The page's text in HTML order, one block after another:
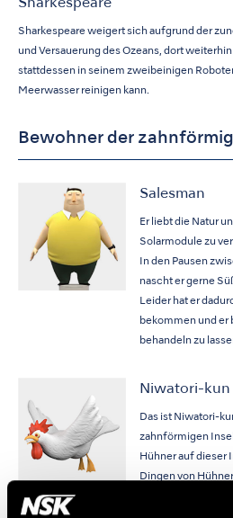
Sharkespeare
Sharkespeare weigert sich aufgrund der
und Versauerung des Ozeans, dort
stattdessen in seinem zweibeinigen
Meerwasser reinigen kann.
Bewohner der
Salesman
Er liebt die Natur
Solarmodule zu
In den Pausen
nascht er gerne
Leider hat er
bekommen und er
behandeln zu
Niwatori-kun
Das ist Niwatori-
zahnförmigen
Hühner auf dieser
Dingen von
Sie können gut